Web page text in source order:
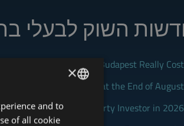
השוק לבעלי
What Does Renting in Budapest Really Cost?
Rental in Budapest at the End of August
Fits Which Property Investor in 2026?
ENGLISH
HUNGARIAN
×
and to
of all cookie